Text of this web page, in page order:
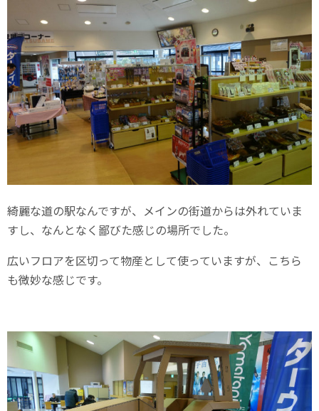
綺麗な道の駅なんですが、メインの街道からは外れていま
すし、なんとなく鄙びた感じの場所でした。
広いフロアを区切って物産として使っていますが、こちら
も微妙な感じです。